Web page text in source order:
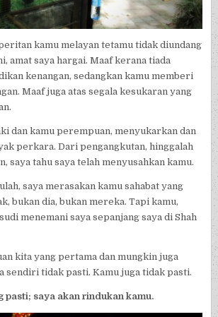
kamu melayan tetamu tidak diundang
amat saya hargai. Maaf kerana tiada
kenangan, sedangkan kamu memberi
Maaf juga atas segala kesukaran yang
dan kamu perempuan, menyukarkan dan
perkara. Dari pengangkutan, hinggalah
saya tahu saya telah menyusahkan kamu.
saya merasakan kamu sahabat yang
bukan dia, bukan mereka. Tapi kamu,
menemani saya sepanjang saya di Shah
kita yang pertama dan mungkin juga
sendiri tidak pasti. Kamu juga tidak pasti.
pasti; saya akan rindukan kamu.